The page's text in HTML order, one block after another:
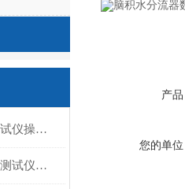
人工血管整体水渗漏性测试仪操作中最容易出错的步骤
人工血管反复穿刺后强度测试仪是什么？透析患者的“生命管“质量靠它把关！
产品
您的单位